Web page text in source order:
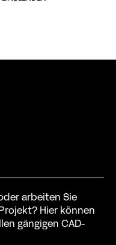
arbeiten Sie
Hier können
gängigen CAD-